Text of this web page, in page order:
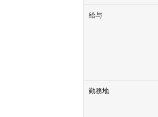
給与
勤務地